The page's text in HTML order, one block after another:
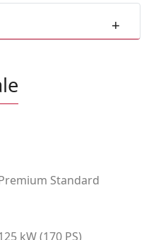
Standard
kW (170 PS)